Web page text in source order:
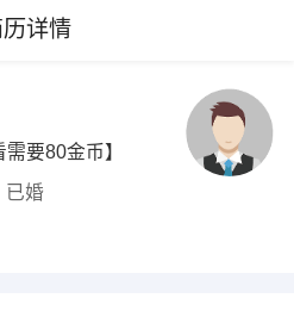
历详情
需要80金币】
已婚